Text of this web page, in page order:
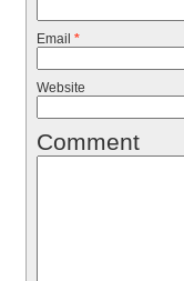
Email *
Website
Comment